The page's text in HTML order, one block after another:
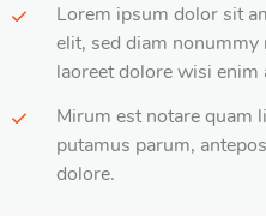
Lorem ipsum dolor sit
elit, sed diam
laoreet dolore wisi enim
Mirum est notare quam
putamus parum,
dolore.